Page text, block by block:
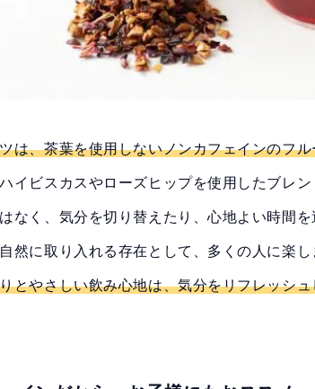
は、茶葉を使用しないノンカフェインのフ
イビスカスやローズヒップを使用したブレ
なく、気分を切り替えたり、心地よい時間を
然に取り入れる存在として、多くの人に楽し
とやさしい飲み心地は、気分をリフレッシ